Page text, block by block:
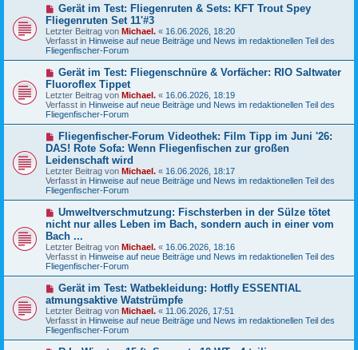
g
B
e
i
t
r
a
g
N
e
u
e
r
B
e
t
r
a
g
Gerät im Test: Fliegenruten & Sets: KFT Trout Spey
Fliegenruten Set 11'#3
Letzter Beitrag von Michael. « 16.06.2026, 18:20
Verfasst in Hinweise auf neue Beiträge und News im redaktionellen Teil des
Fliegenfischer-Forum
N
u
e
r
B
e
t
r
a
g
Gerät im Test: Fliegenschnüre & Vorfächer: RIO Saltwater
Fluoroflex Tippet
Letzter Beitrag von Michael. « 16.06.2026, 18:19
Verfasst in Hinweise auf neue Beiträge und News im redaktionellen Teil des
Fliegenfischer-Forum
N
e
u
e
r
B
e
i
r
a
g
Fliegenfischer-Forum Videothek: Film Tipp im Juni '26:
DAS! Rote Sofa: Wenn Fliegenfischen zur großen
Leidenschaft wird
Letzter Beitrag von Michael. « 16.06.2026, 18:17
Verfasst in Hinweise auf neue Beiträge und News im redaktionellen Teil des
Fliegenfischer-Forum
N
u
e
r
B
e
i
r
a
g
Umweltverschmutzung: Fischsterben in der Sülze tötet
nicht nur alles Leben im Bach, sondern auch in einer vom
Bach ...
Letzter Beitrag von Michael. « 16.06.2026, 18:16
Verfasst in Hinweise auf neue Beiträge und News im redaktionellen Teil des
Fliegenfischer-Forum
N
u
e
r
B
e
Gerät im Test: Watbekleidung: Hotfly ESSENTIAL
atmungsaktive Watstrümpfe
Letzter Beitrag von Michael. « 11.06.2026, 17:51
Verfasst in Hinweise auf neue Beiträge und News im redaktionellen Teil des
Fliegenfischer-Forum